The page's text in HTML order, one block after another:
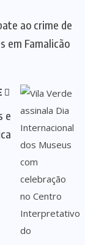
ao crime de
em Famalicão
e